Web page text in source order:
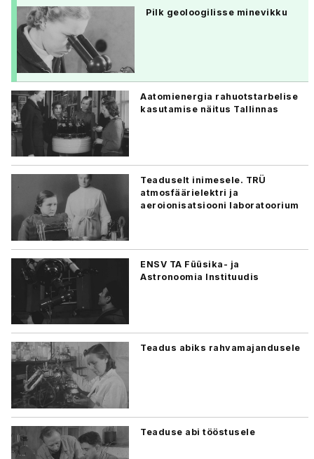
Pilk geoloogilisse minevikku
Aatomienergia rahuotstarbelise
kasutamise näitus Tallinnas
Teaduselt inimesele. TRÜ
atmosfäärielektri ja
aeroionisatsiooni laboratoorium
ENSV TA Füüsika- ja
Astronoomia Instituudis
Teadus abiks rahvamajandusele
Teaduse abi tööstusele